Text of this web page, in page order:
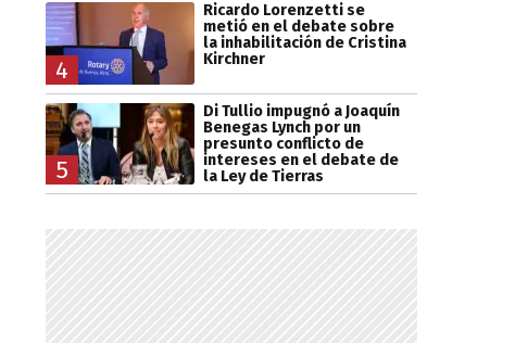
4
Ricardo Lorenzetti se
metió en el debate sobre
la inhabilitación de Cristina
Kirchner
5
Di Tullio impugnó a Joaquín
Benegas Lynch por un
presunto conflicto de
intereses en el debate de
la Ley de Tierras